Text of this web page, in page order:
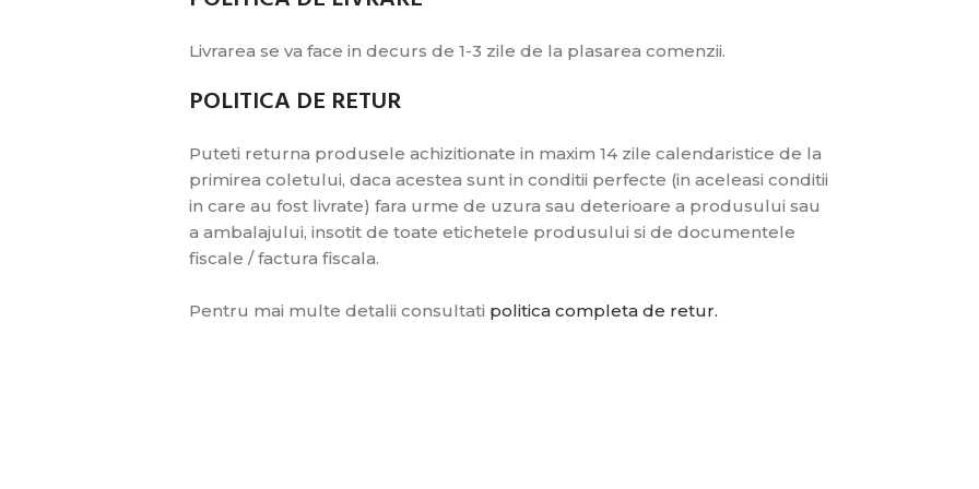
Livrarea se va face in decurs de 1-3 zile de la plasarea comenzii.
POLITICA DE RETUR
Puteti returna produsele achizitionate in maxim 14 zile calendaristice de la
primirea coletului, daca acestea sunt in conditii perfecte (in aceleasi conditii
in care au fost livrate) fara urme de uzura sau deterioare a produsului sau
a ambalajului, insotit de toate etichetele produsului si de documentele
fiscale / factura fiscala.
Pentru mai multe detalii consultati politica completa de retur.